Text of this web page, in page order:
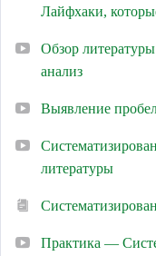
Лайфхаки,
Обзор
анализ
Выявление
литературы
Практика —